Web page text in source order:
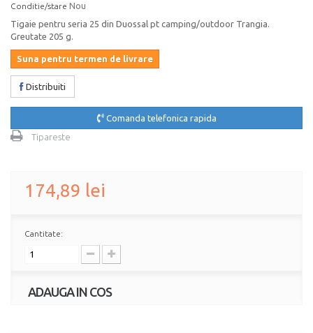
Conditie/stare Nou
Tigaie pentru seria 25 din Duossal pt camping/outdoor Trangia.
Greutate 205 g.
Suna pentru termen de livrare
Distribuiti
Comanda telefonica rapida
Tipareste
174,89 lei
Cantitate:
ADAUGA IN COS